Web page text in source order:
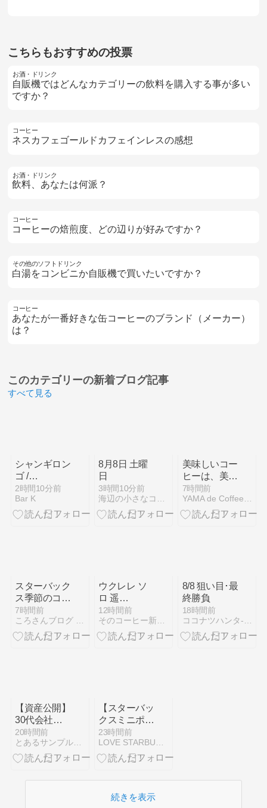
こちらもおすすめの投票
お酒・ドリンク
自販機ではどんなカテゴリーの飲料を購入する事が多い
ですか？
コーヒー
ネスカフェゴールドカフェインレスの感想
お酒・ドリンク
飲料、あなたは何派？
コーヒー
コーヒーの焙煎度、どの辺りが好みですか？
その他のソフトドリンク
白湯をコンビニか自販機で買いたいですか？
コーヒー
あなたが一番好きな缶コーヒーのブランド（メーカー）
は？
このカテゴリーの新着ブログ記事
すべて見る
シャンギロン
ゴ /
Changuirongo
2時間10分前
Bar K
8月8日 土曜
日
3時間10分前
海辺の小さなコーヒー屋
美味しいコー
ヒーは、美味
しい水から。
多良山系・水
神池のこと。
7時間前
YAMA de Coffee 山旅日記
スターバック
ス季節のコー
ヒー | スマト
ラ マサ デパ
ン | 2026
7時間前
ころさんブログ | 生活を楽しむ
ウクレレ ソ
ロ 遥
~LACCO
TOWER~
12時間前
そのコーヒー新鮮ですか？？
8/8 狙い目･最
終勝負
18時間前
ココナツハンタ- ジャズと競馬予想 - Yahoo!ブログ
【資産公開】
30代会社員
の総資産・ポ
ートフォリオ
公開｜2026
用実績
20時間前
とあるサンプルの人生航海ブログ
【スターバッ
クスミニポー
チギフトサマ
ー(ドリンク
チケット
starbucks
2026
23時間前
LOVE STARBUCKS COFFEE
続きを表示